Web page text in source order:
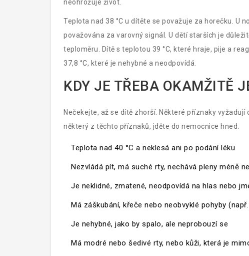
neohrožuje život.
Teplota nad 38 °C u dítěte se považuje za horečku. U
považována za varovný signál. U dětí starších je
teploměru. Dítě s teplotou 39 °C, které hraje, pije a
37,8 °C, které je nehybné a neodpovídá.
KDY JE TŘEBA OKAMŽITĚ
Nečekejte, až se dítě zhorší. Některé příznaky
některý z těchto příznaků, jděte do nemocnice hned:
Teplota nad 40 °C a neklesá ani po podání léku
Nezvládá pít, má suché rty, nechává pleny méně
Je neklidné, zmatené, neodpovídá na hlas nebo
Má záškubání, křeče nebo neobvyklé pohyby
Je nehybné, jako by spalo, ale neprobouzí se
Má modré nebo šedivé rty, nebo kůži, která je